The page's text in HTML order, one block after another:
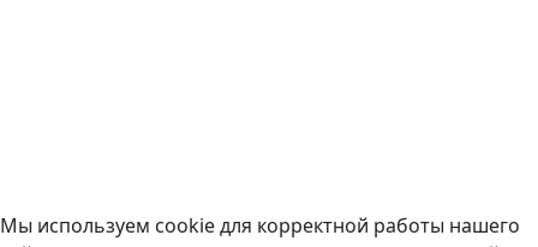
Мы используем cookie для корректной работы нашего